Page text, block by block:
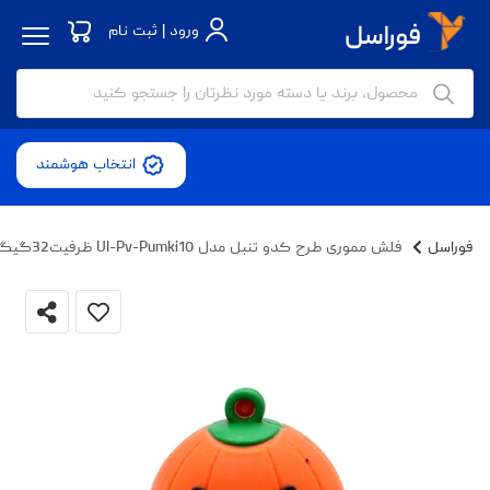
ورود | ثبت نام
انتخاب هوشمند
فوراسل فلش مموری طرح کدو تنبل مدل Ul-Pv-Pumki10 ظرفیت32گیگابایت